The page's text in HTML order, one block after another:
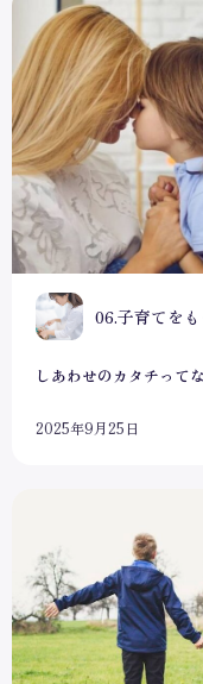
0 06.子育てを
しあわせのカタチって
2025年9月25日
そもそも「個性」っ